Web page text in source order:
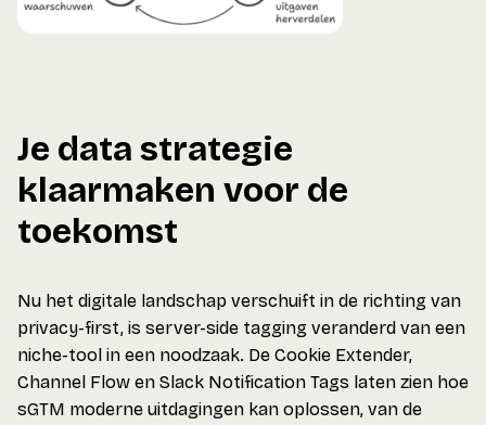
Je data strategie
klaarmaken voor de
toekomst
Nu het digitale landschap verschuift in de richting van
privacy-first, is server-side tagging veranderd van een
niche-tool in een noodzaak. De Cookie Extender,
Channel Flow en Slack Notification Tags laten zien hoe
sGTM moderne uitdagingen kan oplossen, van de